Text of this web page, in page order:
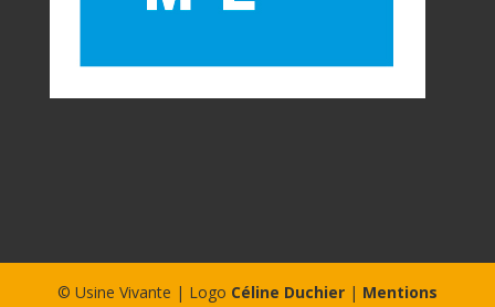
© Usine Vivante | Logo Céline Duchier| Mentions